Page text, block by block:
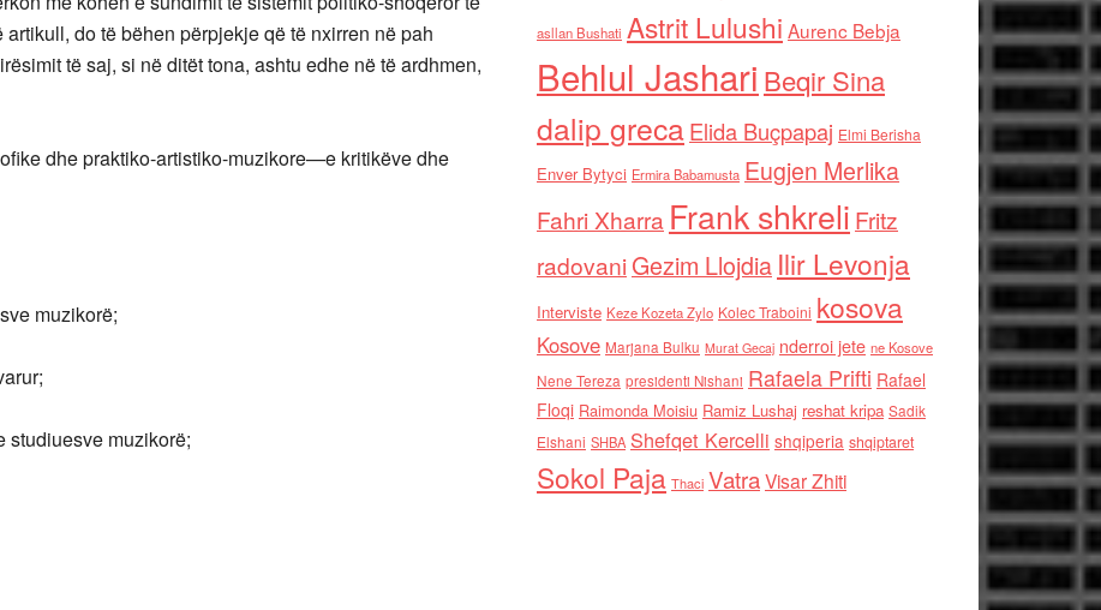
do të bëhen përpjekje që të nxirren në pah
të saj, si në ditët tona, ashtu edhe në të ardhmen,
dhe praktiko-artistiko-muzikore—e kritikëve dhe
muzikorë;
studiuesve muzikorë;
asllan Bushati Astrit Lulushi Aurenc Bebja
Behlul Jashari Beqir Sina
dalip grecaElida Buçpapaj Elmi Berisha
Enver Bytyci Ermira Babamusta Eugjen Merlika
Fahri Xharra Frank shkreli Fritz
radovaniGezim Llojdia Ilir Levonja
Interviste Keze Kozeta Zylo Kolec Traboini kosova
Kosove Marjana Bulku Murat Gecaj nderroi jete ne Kosove
Nene Tereza presidenti Nishani Rafaela Prifti Rafael
Floqi Raimonda Moisiu Ramiz Lushaj reshat kripa Sadik
Elshani SHBA Shefqet Kercelli shqiperia shqiptaret
Sokol Paja Thaci VatraVisar Zhiti